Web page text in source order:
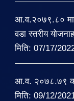
आ.व.२०७९.८० मा
वडा स्तरीय
मिति: 07/17/
आ.व. २०७८.७९
मिति: 09/12/